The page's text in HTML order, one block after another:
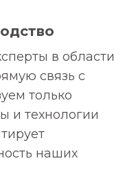
в области
связь с
только
и технологии
наших